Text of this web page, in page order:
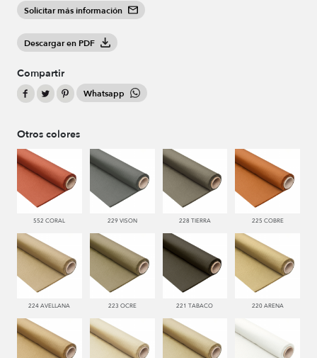
Solicitar más información
Descargar en PDF
Compartir
Whatsapp
Otros colores
552 CORAL 229 VISON 228 TIERRA 225 COBRE
224 AVELLANA 223 OCRE 221 TABACO 220 ARENA